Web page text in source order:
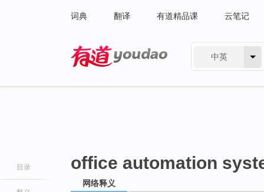
词典 翻译 有道精品课 云笔记
中英
目录 office automation
网络释义